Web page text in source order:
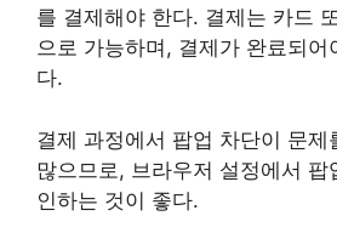
를 결제해야 한다. 결제는 카드
으로 가능하며, 결제가 완료되어
다.
결제 과정에서 팝업 차단이 문제
많으므로, 브라우저 설정에서 팝
인하는 것이 좋다.